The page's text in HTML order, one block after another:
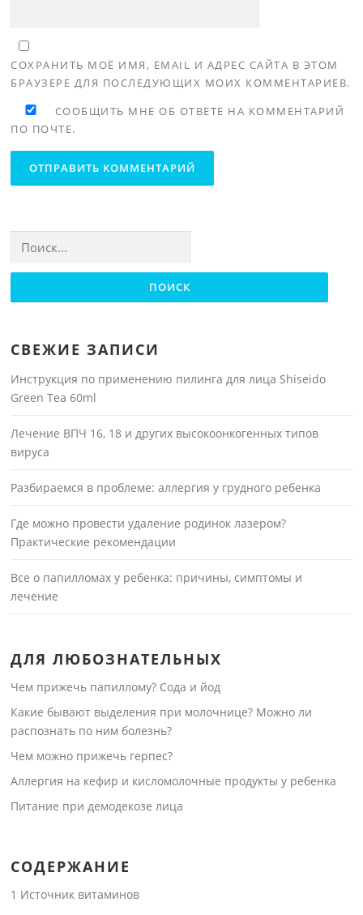
СОХРАНИТЬ МОЁ ИМЯ, EMAIL И АДРЕС САЙТА В ЭТОМ
БРАУЗЕРЕ ДЛЯ ПОСЛЕДУЮЩИХ МОИХ КОММЕНТАРИЕВ.
СООБЩИТЬ МНЕ ОБ ОТВЕТЕ НА КОММЕНТАРИЙ
ПО ПОЧТЕ.
СВЕЖИЕ ЗАПИСИ
Инструкция по применению пилинга для лица Shiseido
Green Tea 60ml
Лечение ВПЧ 16, 18 и других высокоонкогенных типов
вируса
Разбираемся в проблеме: аллергия у грудного ребенка
Где можно провести удаление родинок лазером?
Практические рекомендации
Все о папилломах у ребенка: причины, симптомы и
лечение
ДЛЯ ЛЮБОЗНАТЕЛЬНЫХ
Чем прижечь папиллому? Сода и йод
Какие бывают выделения при молочнице? Можно ли
распознать по ним болезнь?
Чем можно прижечь герпес?
Аллергия на кефир и кисломолочные продукты у ребенка
Питание при демодекозе лица
СОДЕРЖАНИЕ
1 Источник витаминов